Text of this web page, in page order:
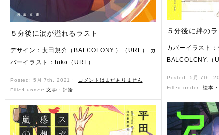
５分後に涙が溢れるラスト
デザイン：太田規介（BALCOLONY.）（URL） カ
バーイラスト：hiko（URL）
Posted: 5月 7th, 2021 ˑ
コメントはまだありません
Filled under: 文学・評論
５分後に絆の
カバーイラスト
BALCOLONY.（
Posted: 5月 7th,
Filled under: 絵本